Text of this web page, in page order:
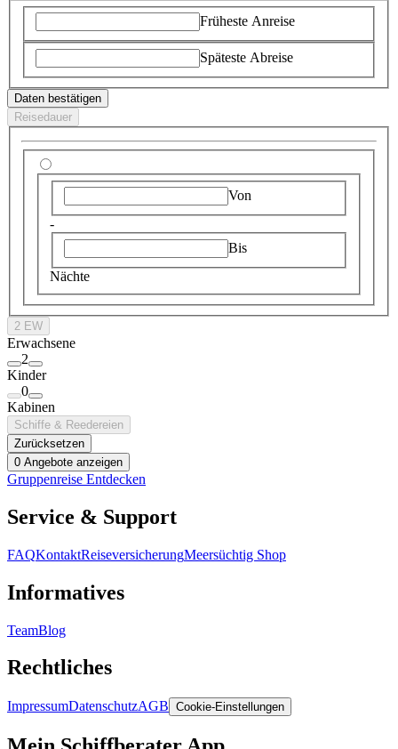
Früheste Anreise
Späteste Abreise
Daten bestätigen
Reisedauer
Von
-
Bis
Nächte
2 EW
Erwachsene
2
Kinder
0
Kabinen
Schiffe & Reedereien
Zurücksetzen
0 Angebote anzeigen
Gruppenreise Entdecken
Service & Support
FAQKontaktReiseversicherungMeersüchtig Shop
Informatives
TeamBlog
Rechtliches
ImpressumDatenschutzAGB Cookie-Einstellungen